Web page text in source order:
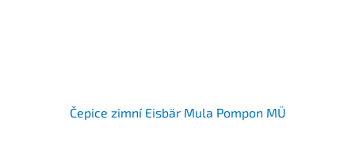
Čepice zimní Eisbär Mula Pompon MÜ